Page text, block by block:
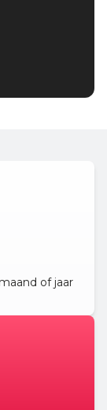
of jaar